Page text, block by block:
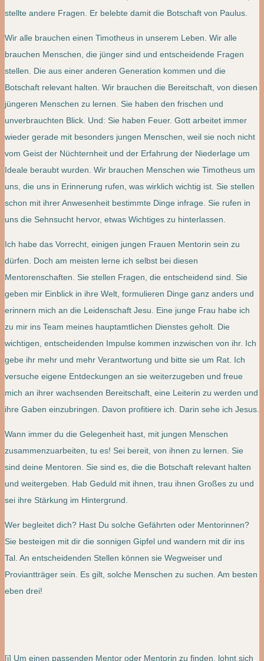
stellte andere Fragen. Er belebte damit die Botschaft von Paulus.
Wir alle brauchen einen Timotheus in unserem Leben. Wir alle
brauchen Menschen, die jünger sind und entscheidende Fragen
stellen. Die aus einer anderen Generation kommen und die
Botschaft relevant halten. Wir brauchen die Bereitschaft, von diesen
jüngeren Menschen zu lernen. Sie haben den frischen und
unverbrauchten Blick. Und: Sie haben Feuer. Gott arbeitet immer
wieder gerade mit besonders jungen Menschen, weil sie noch nicht
vom Geist der Nüchternheit und der Erfahrung der Niederlage um
Ideale beraubt wurden. Wir brauchen Menschen wie Timotheus um
uns, die uns in Erinnerung rufen, was wirklich wichtig ist. Sie stellen
schon mit ihrer Anwesenheit bestimmte Dinge infrage. Sie rufen in
uns die Sehnsucht hervor, etwas Wichtiges zu hinterlassen.
Ich habe das Vorrecht, einigen jungen Frauen Mentorin sein zu
dürfen. Doch am meisten lerne ich selbst bei diesen
Mentorenschaften. Sie stellen Fragen, die entscheidend sind. Sie
geben mir Einblick in ihre Welt, formulieren Dinge ganz anders und
erinnern mich an die Leidenschaft Jesu. Eine junge Frau habe ich
zu mir ins Team meines hauptamtlichen Dienstes geholt. Die
wichtigen, entscheidenden Impulse kommen inzwischen von ihr. Ich
gebe ihr mehr und mehr Verantwortung und bitte sie um Rat. Ich
versuche eigene Entdeckungen an sie weiterzugeben und freue
mich an ihrer wachsenden Bereitschaft, eine Leiterin zu werden und
ihre Gaben einzubringen. Davon profitiere ich. Darin sehe ich Jesus.
Wann immer du die Gelegenheit hast, mit jungen Menschen
zusammenzuarbeiten, tu es! Sei bereit, von ihnen zu lernen. Sie
sind deine Mentoren. Sie sind es, die die Botschaft relevant halten
und weitergeben. Hab Geduld mit ihnen, trau ihnen Großes zu und
sei ihre Stärkung im Hintergrund.
Wer begleitet dich? Hast Du solche Gefährten oder Mentorinnen?
Sie besteigen mit dir die sonnigen Gipfel und wandern mit dir ins
Tal. An entscheidenden Stellen können sie Wegweiser und
Proviantträger sein. Es gilt, solche Menschen zu suchen. Am besten
eben drei!
[i] Um einen passenden Mentor oder Mentorin zu finden, lohnt sich